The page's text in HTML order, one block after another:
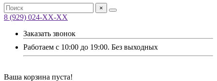
×
8 (929) 024-ХХ-ХХ
Заказать звонок
Работаем с 10:00 до 19:00. Без выходных
Ваша корзина пуста!